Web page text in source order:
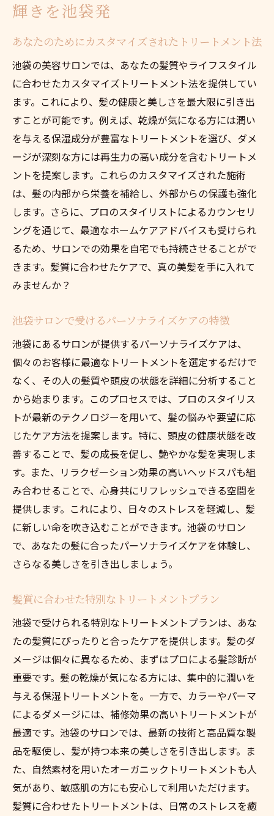
輝きを池袋発
あなたのためにカスタマイズされたトリートメント法
池袋の美容サロンでは、あなたの髪質やライフスタイル
に合わせたカスタマイズトリートメント法を提供してい
ます。これにより、髪の健康と美しさを最大限に引き出
すことが可能です。例えば、乾燥が気になる方には潤い
を与える保湿成分が豊富なトリートメントを選び、ダメ
ージが深刻な方には再生力の高い成分を含むトリートメ
ントを提案します。これらのカスタマイズされた施術
は、髪の内部から栄養を補給し、外部からの保護も強化
します。さらに、プロのスタイリストによるカウンセリ
ングを通じて、最適なホームケアアドバイスも受けられ
るため、サロンでの効果を自宅でも持続させることがで
きます。髪質に合わせたケアで、真の美髪を手に入れて
みませんか？
池袋サロンで受けるパーソナライズケアの特徴
池袋にあるサロンが提供するパーソナライズケアは、
個々のお客様に最適なトリートメントを選定するだけで
なく、その人の髪質や頭皮の状態を詳細に分析すること
から始まります。このプロセスでは、プロのスタイリス
トが最新のテクノロジーを用いて、髪の悩みや要望に応
じたケア方法を提案します。特に、頭皮の健康状態を改
善することで、髪の成長を促し、艶やかな髪を実現しま
す。また、リラクゼーション効果の高いヘッドスパも組
み合わせることで、心身共にリフレッシュできる空間を
提供します。これにより、日々のストレスを軽減し、髪
に新しい命を吹き込むことができます。池袋のサロン
で、あなたの髪に合ったパーソナライズケアを体験し、
さらなる美しさを引き出しましょう。
髪質に合わせた特別なトリートメントプラン
池袋で受けられる特別なトリートメントプランは、あな
たの髪質にぴったりと合ったケアを提供します。髪のダ
メージは個々に異なるため、まずはプロによる髪診断が
重要です。髪の乾燥が気になる方には、集中的に潤いを
与える保湿トリートメントを。一方で、カラーやパーマ
によるダメージには、補修効果の高いトリートメントが
最適です。池袋のサロンでは、最新の技術と高品質な製
品を駆使し、髪が持つ本来の美しさを引き出します。ま
た、自然素材を用いたオーガニックトリートメントも人
気があり、敏感肌の方にも安心して利用いただけます。
髪質に合わせたトリートメントは、日常のストレスを癒